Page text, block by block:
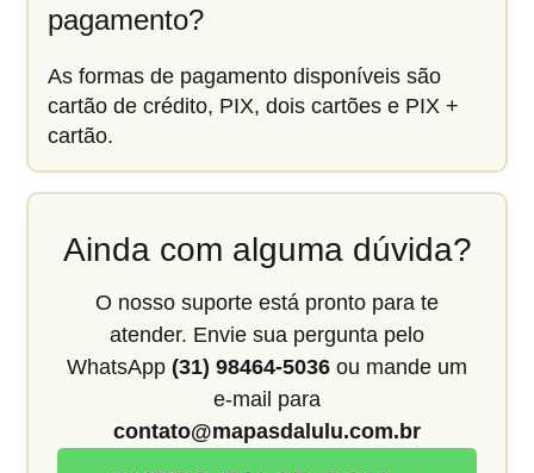
pagamento?
As formas de pagamento disponíveis são
cartão de crédito, PIX, dois cartões e PIX +
cartão.
Ainda com alguma dúvida?
O nosso suporte está pronto para te
atender. Envie sua pergunta pelo
WhatsApp (31) 98464-5036 ou mande um
e-mail para
contato@mapasdalulu.com.br